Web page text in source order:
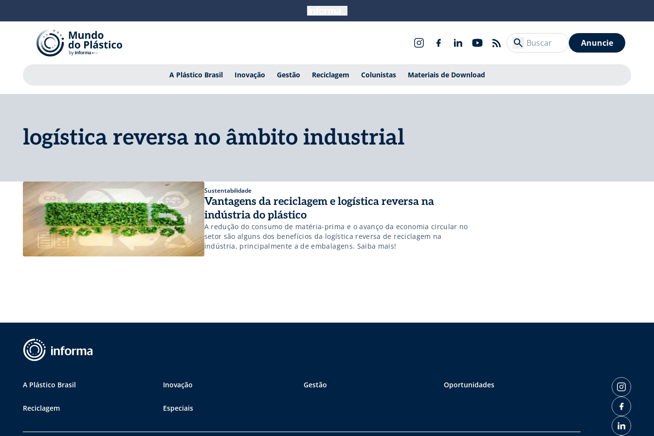
Anuncie
A Plástico Brasil Inovação Gestão Reciclagem Colunistas Materiais de Download
logística reversa no âmbito industrial
Sustentabilidade
Vantagens da reciclagem e logística reversa na
indústria do plástico
A redução do consumo de matéria-prima e o avanço da economia circular no
setor são alguns dos benefícios da logística reversa de reciclagem na
indústria, principalmente a de embalagens. Saiba mais!
A Plástico Brasil Inovação Gestão Oportunidades
Reciclagem Especiais